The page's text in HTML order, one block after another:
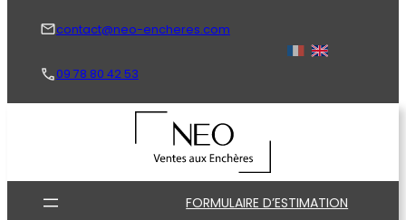
contact@neo-encheres.com
09 78 80 42 53
FORMULAIRE D’ESTIMATION